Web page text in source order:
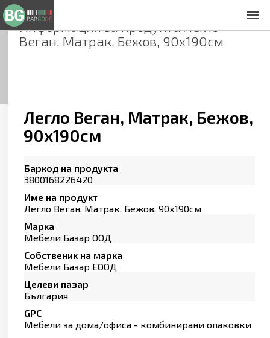
Информация за продуктаЛегло
Веган, Матрак, Бежов, 90х190см
Легло Веган, Матрак, Бежов,
90х190см
Баркод на продукта
3800168226420
Име на продукт
Легло Веган, Матрак, Бежов, 90х190см
Марка
Мебели Базар ООД
Собственик на марка
Мебели Базар ЕООД
Целеви пазар
България
GPC
Мебели за дома/офиса - комбинирани опаковки
Общи условия